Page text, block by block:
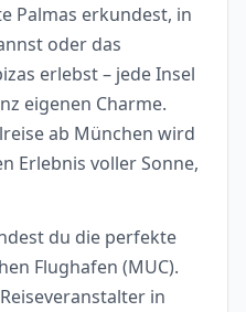
Palmas erkundest, in
oder das
erlebst – jede Insel
eigenen Charme.
ab München wird
Erlebnis voller Sonne,
du die perfekte
Flughafen (MUC).
in